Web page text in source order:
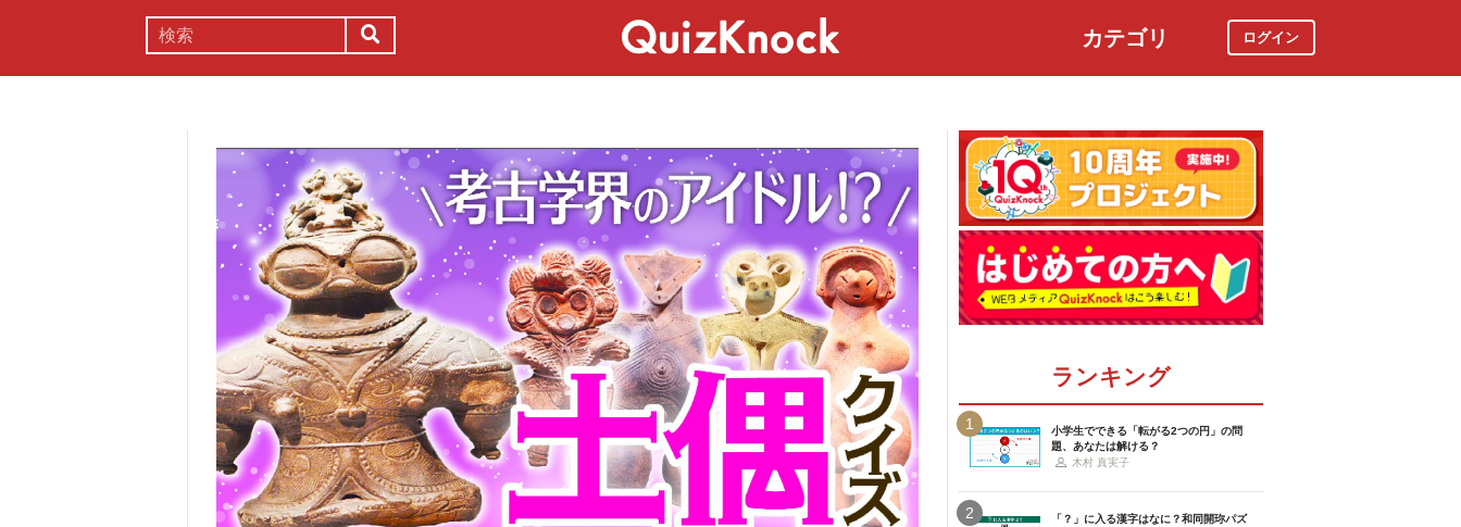
カテゴリ ログイン
ランキング
1
小学生でできる「転がる2つの円」の問
題、あなたは解ける？
木村 真実子
2
「？」に入る漢字はなに？和同開珎パズ